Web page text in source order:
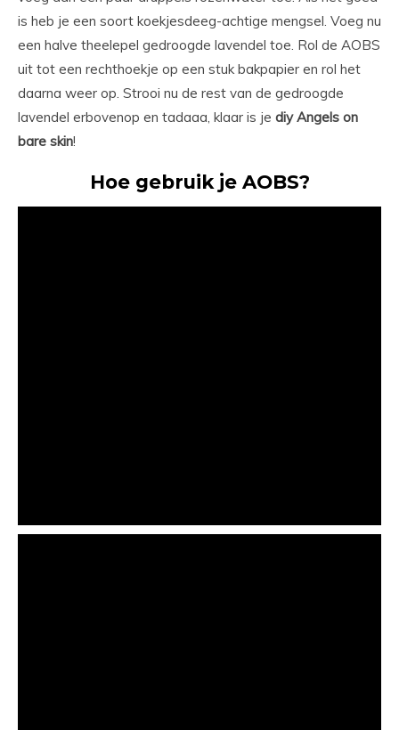
is heb je een soort koekjesdeeg-achtige mengsel. Voeg nu
een halve theelepel gedroogde lavendel toe. Rol de AOBS
uit tot een rechthoekje op een stuk bakpapier en rol het
daarna weer op. Strooi nu de rest van de gedroogde
lavendel erbovenop en tadaaa, klaar is je diy Angels on
bare skin!
Hoe gebruik je AOBS?